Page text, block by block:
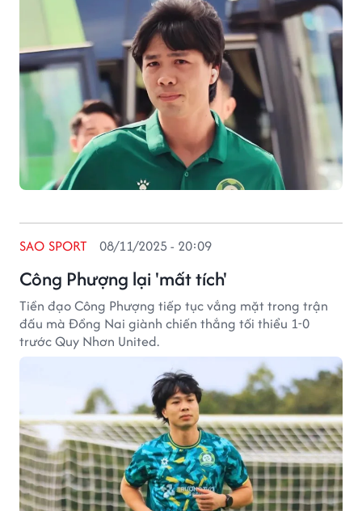
Công Phượng lại 'mất tích'
SAO SPORT 08/11/2025 - 20:09
Tiền đạo Công Phượng tiếp tục vắng mặt trong trận
đấu mà Đồng Nai giành chiến thắng tối thiểu 1-0
trước Quy Nhơn United.